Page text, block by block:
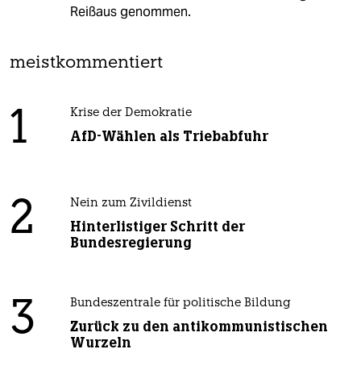
Reißaus genommen.
meistkommentiert
1 Krise der Demokratie
AfD-Wählen als Triebabfuhr
2 Nein zum Zivildienst
Hinterlistiger Schritt der
Bundesregierung
3 Bundeszentrale für politische Bildung
Zurück zu den antikommunistischen
Wurzeln